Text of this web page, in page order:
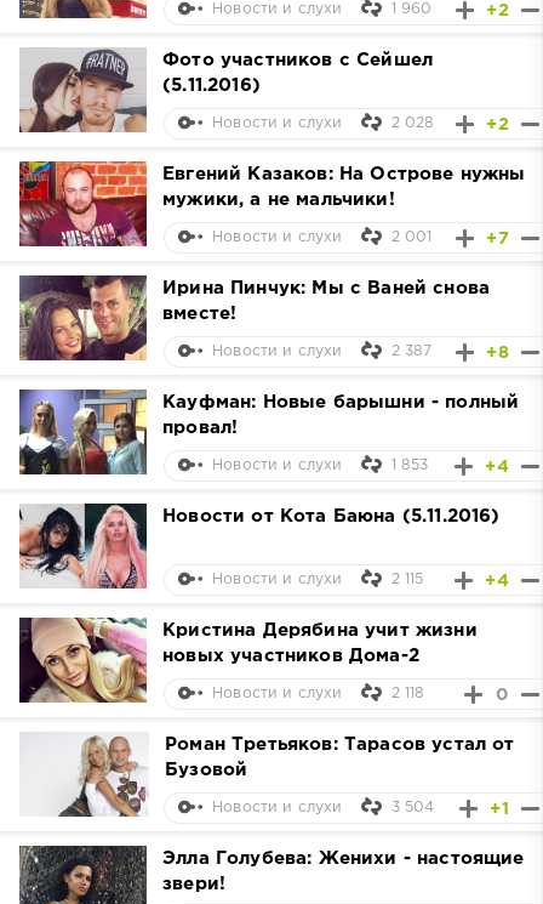
+2
Новости и слухи 1 960
Фото участников с Сейшел
(5.11.2016)
+2
Новости и слухи 2 028
Евгений Казаков: На Острове нужны
мужики, а не мальчики!
+7
Новости и слухи 2 001
Ирина Пинчук: Мы с Ваней снова
вместе!
+8
Новости и слухи 2 387
Кауфман: Новые барышни - полный
провал!
+4
Новости и слухи 1 853
Новости от Кота Баюна (5.11.2016)
+4
Новости и слухи 2 115
Кристина Дерябина учит жизни
новых участников Дома-2
0
Новости и слухи 2 118
Роман Третьяков: Тарасов устал от
Бузовой
+1
Новости и слухи 3 504
Элла Голубева: Женихи - настоящие
звери!